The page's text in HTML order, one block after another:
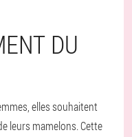
DU
elles souhaitent
leurs mamelons. Cette